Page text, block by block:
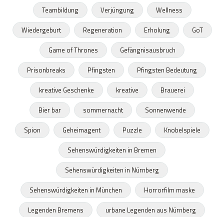
Teambildung
Verjüngung
Wellness
Wiedergeburt
Regeneration Erholung
GoT
Game of Thrones
Gefängnisausbruch
Prisonbreaks
Pfingsten
Pfingsten Bedeutung
kreative Geschenke
kreative
Brauerei
Bier bar
sommernacht
Sonnenwende
Spion
Geheimagent Puzzle
Knobelspiele
Sehenswürdigkeiten in Bremen
Sehenswürdigkeiten in Nürnberg
Sehenswürdigkeiten in München
Horrorfilm maske
Legenden Bremens
urbane Legenden aus Nürnberg